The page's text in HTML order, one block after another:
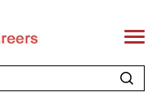
T
o
l